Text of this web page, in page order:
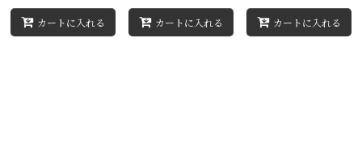
カートに入れる カートに入れる カートに入れる